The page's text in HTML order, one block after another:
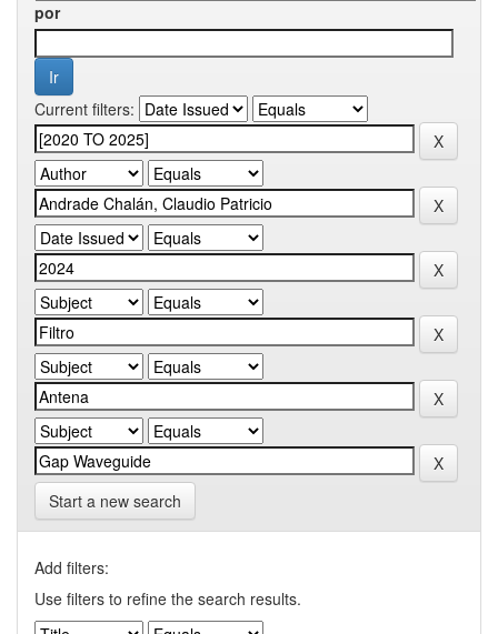
por
Current filters:
Start a new search
Add filters:
Use filters to refine the search results.